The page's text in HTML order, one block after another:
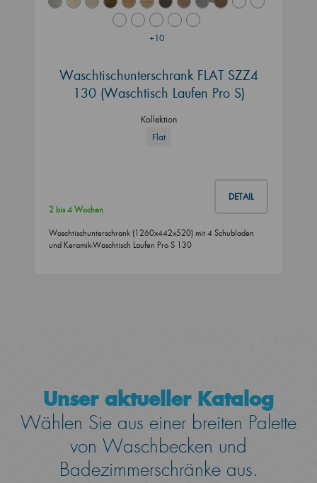
+10
Waschtischunterschrank FLAT SZZ4
130 (Waschtisch Laufen Pro S)
Kollektion
Flat
DETAIL
2 bis 4 Wochen
Waschtischunterschrank (1260x442x520) mit 4 Schubladen
und Keramik-Waschtisch Laufen Pro S 130
Unser aktueller Katalog
Wählen Sie aus einer breiten Palette
von Waschbecken und
Badezimmerschränke aus.